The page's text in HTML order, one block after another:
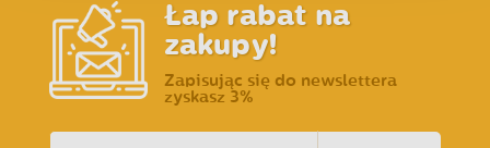
Łap rabat na
zakupy!
Zapisując się do newslettera
zyskasz 3%